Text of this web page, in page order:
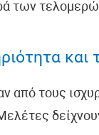
των
και
από τους